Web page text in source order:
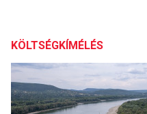
KÖLTSÉGKÍMÉLÉS